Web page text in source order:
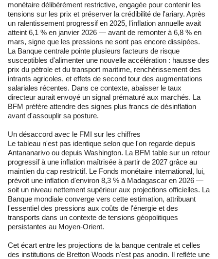
monétaire délibérément restrictive, engagée pour contenir les
tensions sur les prix et préserver la crédibilité de l'ariary. Après
un ralentissement progressif en 2025, l'inflation annuelle avait
atteint 6,1 % en janvier 2026 — avant de remonter à 6,8 % en
mars, signe que les pressions ne sont pas encore dissipées.
La Banque centrale pointe plusieurs facteurs de risque
susceptibles d'alimenter une nouvelle accélération : hausse des
prix du pétrole et du transport maritime, renchérissement des
intrants agricoles, et effets de second tour des augmentations
salariales récentes. Dans ce contexte, abaisser le taux
directeur aurait envoyé un signal prématuré aux marchés. La
BFM préfère attendre des signes plus francs de désinflation
avant d'assouplir sa posture.
Un désaccord avec le FMI sur les chiffres
Le tableau n'est pas identique selon que l'on regarde depuis
Antananarivo ou depuis Washington. La BFM table sur un retour
progressif à une inflation maîtrisée à partir de 2027 grâce au
maintien du cap restrictif. Le Fonds monétaire international, lui,
prévoit une inflation d'environ 8,3 % à Madagascar en 2026 —
soit un niveau nettement supérieur aux projections officielles. La
Banque mondiale converge vers cette estimation, attribuant
l'essentiel des pressions aux coûts de l'énergie et des
transports dans un contexte de tensions géopolitiques
persistantes au Moyen-Orient.
Cet écart entre les projections de la banque centrale et celles
des institutions de Bretton Woods n'est pas anodin. Il reflète une